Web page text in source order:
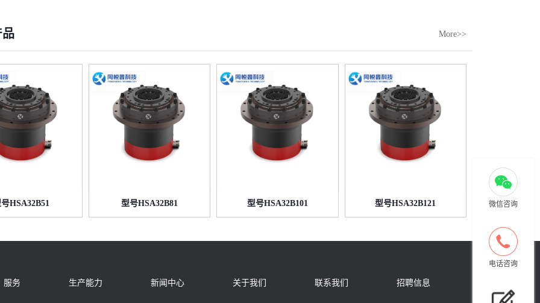
品 More>>
HSA32B51 型号HSA32B81 型号HSA32B101 型号HSA32B121
服务 生产能力 新闻中心 关于我们 联系我们 招聘信息
微信咨询
电话咨询